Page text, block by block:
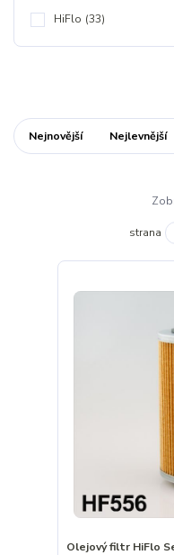
HiFlo (33)
Nejnovější Nejlevnější
strana
Olejový filtr HiFlo